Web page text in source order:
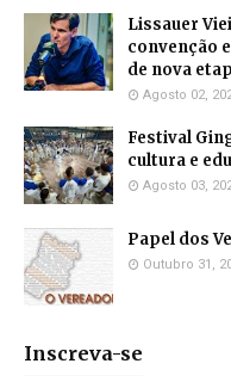
Lissauer
convenção
de nova
Agosto 02,
Festival
cultura e
Agosto 03,
Papel dos
Outubro 31,
Inscreva-se